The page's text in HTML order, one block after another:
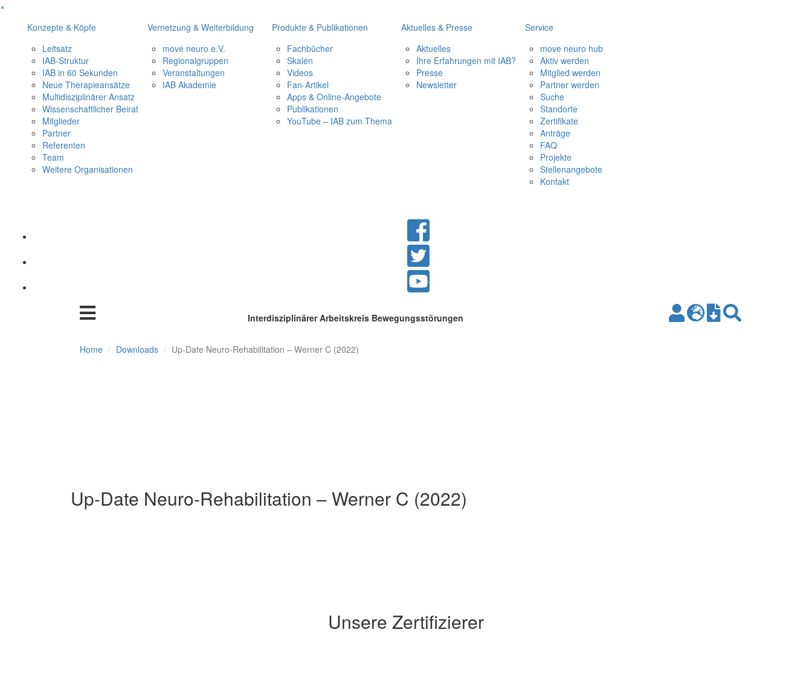
×
Konzepte & Köpfe
Leitsatz
IAB-Struktur
IAB in 60 Sekunden
Neue Therapieansätze
Multidisziplinärer Ansatz
Wissenschaftlicher Beirat
Mitglieder
Partner
Referenten
Team
Weitere Organisationen
Vernetzung & Weiterbildung
move neuro e.V.
Regionalgruppen
Veranstaltungen
IAB Akademie
Produkte & Publikationen
Fachbücher
Skalen
Videos
Fan-Artikel
Apps & Online-Angebote
Publikationen
YouTube – IAB zum Thema
Aktuelles & Presse
Aktuelles
Ihre Erfahrungen mit IAB?
Presse
Newsletter
Service
move neuro hub
Aktiv werden
Mitglied werden
Partner werden
Suche
Standorte
Zertifikate
Anträge
FAQ
Projekte
Stellenangebote
Kontakt
Interdisziplinärer Arbeitskreis Bewegungsstörungen
Home Downloads Up-Date Neuro-Rehabilitation – Werner C (2022)
Up-Date Neuro-Rehabilitation – Werner C (2022)
Unsere Zertifizierer